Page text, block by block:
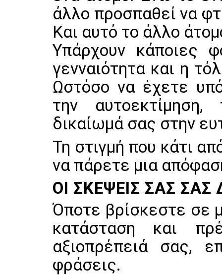
άλλο προσπαθεί να
Και αυτό το άλλο
Υπάρχουν κάποιες
γενναιότητα και η
Ωστόσο να έχετε
την
δικαίωμά σας στην
Τη στιγμή που κάτι
να πάρετε μια
ΟΙ ΣΚΈΨΕΙΣ ΣΑΣ
Όποτε βρίσκεστε σε
κατάσταση και
αξιοπρέπειά σας,
φράσεις.